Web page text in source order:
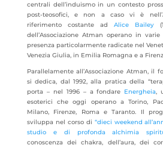
centrali dell’induismo in un contesto
post-teosofici, e non a caso vi è
riferimento costante ad Alice Bailey
dell’Associazione Atman operano in
presenza particolarmente radicate nel
Venezia Giulia, in Emilia Romagna e a
Parallelamente all’Associazione Atman, il
si dedica, dal 1992, alla pratica della
porta – nel 1996 – a fondare Energheia,
esoterici che oggi operano a Torino,
Milano, Firenze, Roma e Taranto. Il
sviluppa nel corso di “dieci weekend
studio e di profonda alchimia
conoscenza dei chakra, dell’aura, dei